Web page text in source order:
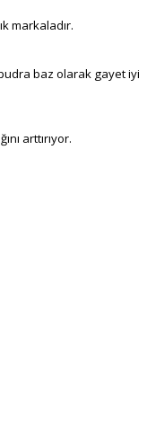
markaladır.
baz olarak gayet iyi
arttırıyor.